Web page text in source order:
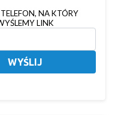
NA KTÓRY
LINK
WYŚLIJ